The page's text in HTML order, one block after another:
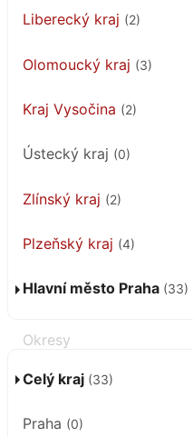
Liberecký kraj (2)
Olomoucký kraj (3)
Kraj Vysočina (2)
Ústecký kraj (0)
Zlínský kraj (2)
Plzeňský kraj (4)
Hlavní město Praha (33)
Celý kraj (33)
Praha (0)